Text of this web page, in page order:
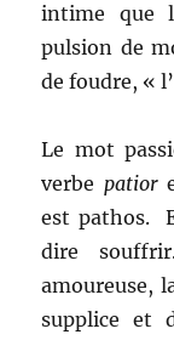
intime que
pulsion de
de foudre, «
Le mot
verbe patior
est pathos.
dire
amoureuse,
supplice et